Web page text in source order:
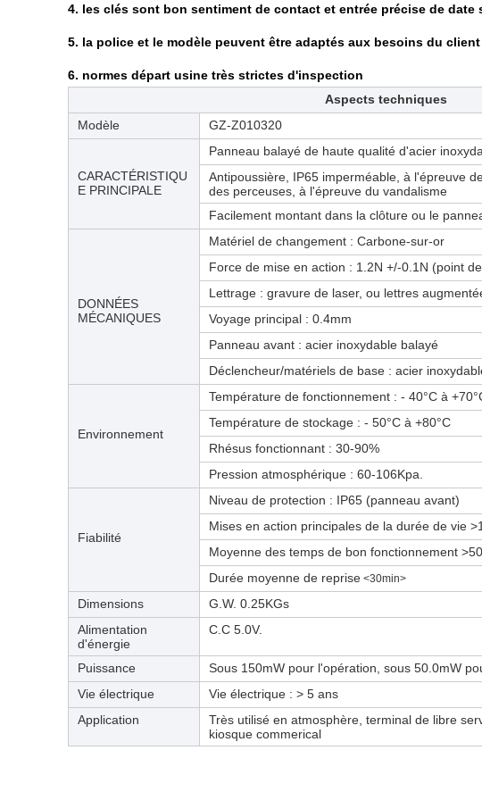
4. les clés sont bon sentiment de contact et entrée précise de
5. la police et le modèle peuvent être adaptés aux besoins du
6. normes départ usine très strictes d'inspection
Aspects techniques
Modèle
GZ-Z010320
CARACTÉRISTIQU
E PRINCIPALE
Panneau balayé de haute qualité d'acier
Antipoussière, IP65 imperméable, à l'épreuve
des perceuses, à l'épreuve du vandalisme
Facilement montant dans la clôture ou le
DONNÉES
MÉCANIQUES
Matériel de changement : Carbone-sur-or
Force de mise en action : 1.2N +/-0.1N (point
Lettrage : gravure de laser, ou lettres
Voyage principal : 0.4mm
Panneau avant : acier inoxydable balayé
Déclencheur/matériels de base : acier
Environnement
Température de fonctionnement : - 40°C à
Température de stockage : - 50°C à +80°C
Rhésus fonctionnant : 30-90%
Pression atmosphérique : 60-106Kpa.
Fiabilité
Niveau de protection : IP65 (panneau avant)
Mises en action principales de la durée de vie
Moyenne des temps de bon fonctionnement
Durée moyenne de reprise <30min>
Dimensions
G.W. 0.25KGs
Alimentation
d'énergie
C.C 5.0V.
Puissance
Sous 150mW pour l'opération, sous 50.0mW
Vie électrique
Vie électrique : > 5 ans
Application
Très utilisé en atmosphère, terminal de libre
kiosque commerical